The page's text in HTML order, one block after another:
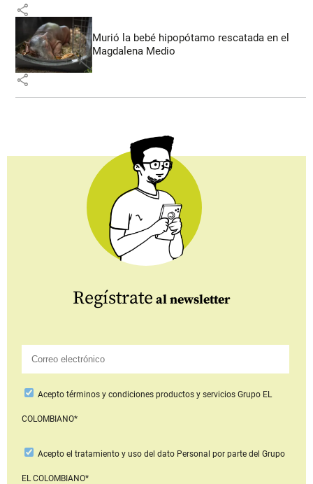
share
Murió la bebé hipopótamo rescatada en el
Magdalena Medio
share
Regístrate al newsletter
Aceptotérminos y condiciones productos y serviciosGrupo EL
COLOMBIANO*
Acepto el tratamiento y uso del dato Personal por parte del Grupo
EL COLOMBIANO*